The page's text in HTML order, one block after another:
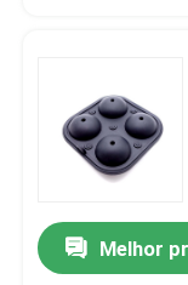
Melhor